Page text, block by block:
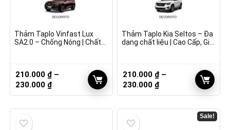
Thảm Taplo Vinfast Lux
SA2.0 – Chống Nóng | Chất
210.000 ₫ –
230.000 ₫Khoảng
giá:
Thảm Taplo Kia Seltos – Đa
dạng chất liệu | Cao Cấp, Giá
210.000 ₫ –
230.000 ₫Khoảng
giá:
Sale!